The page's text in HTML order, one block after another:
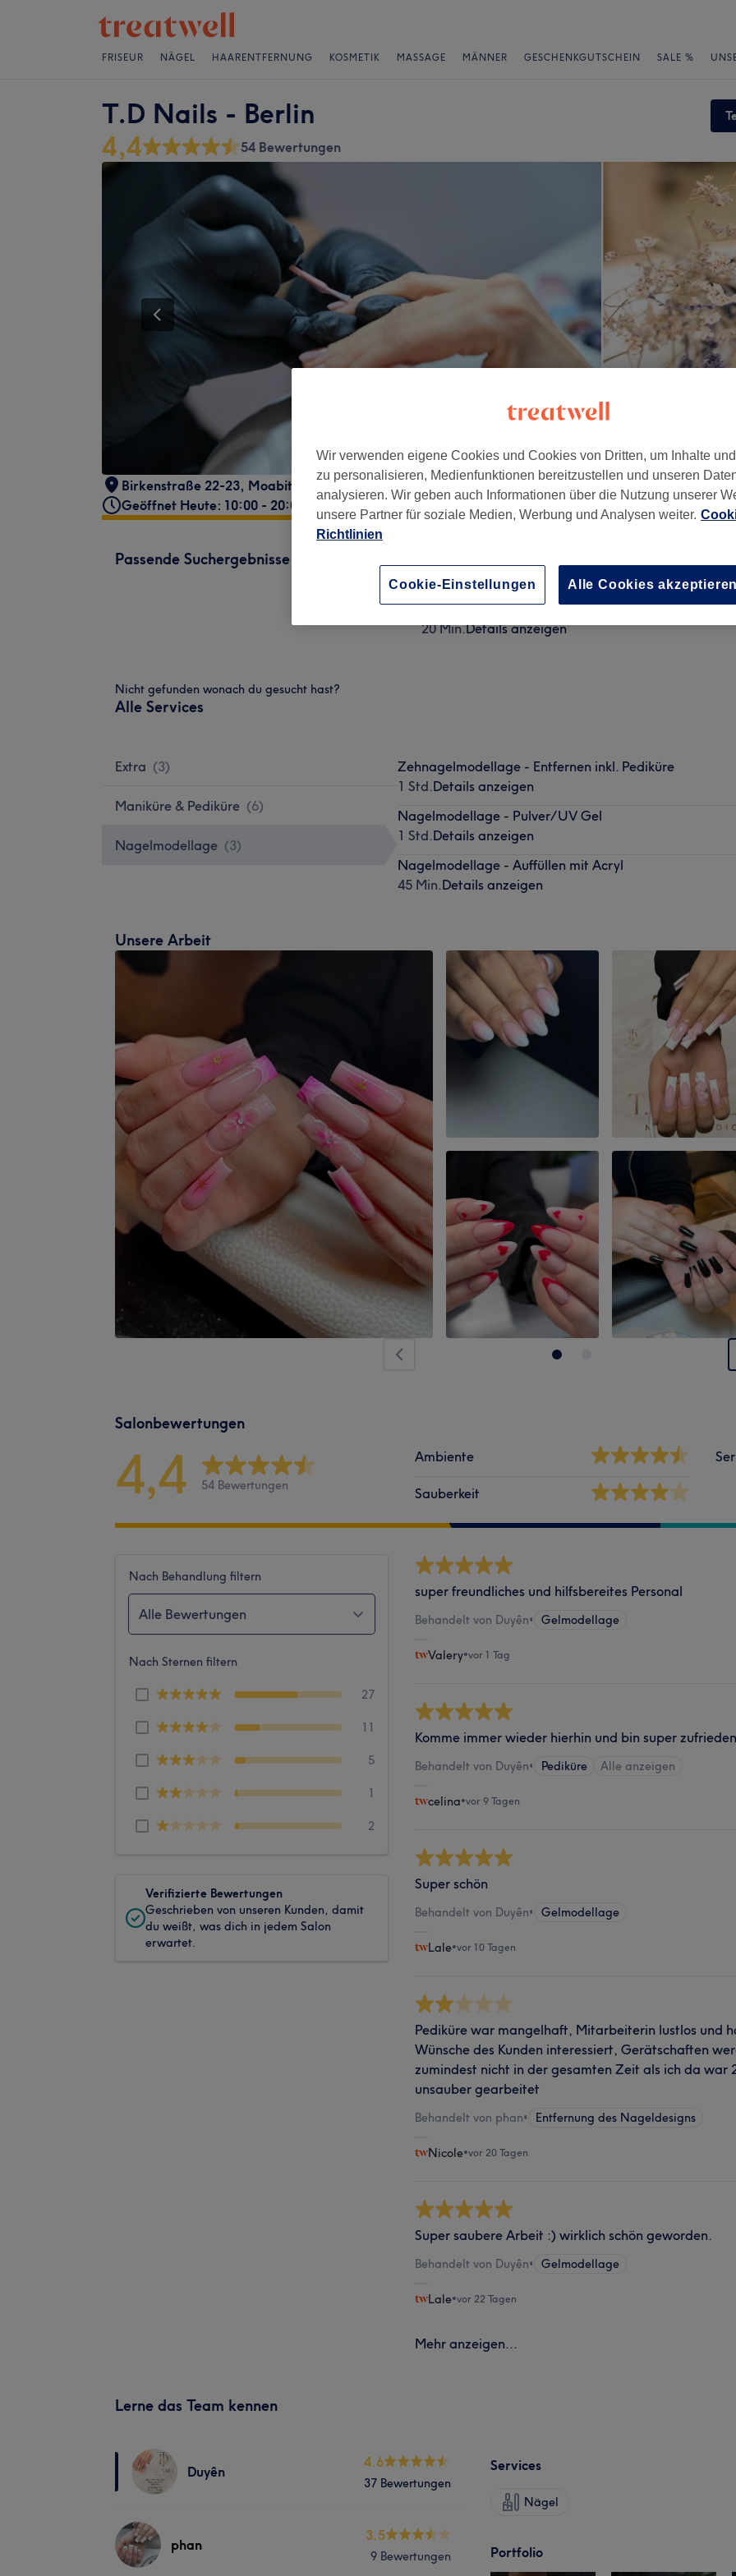
FRISEUR NÄGEL HAARENTFERNUNG KOSMETIK MASSAGE MÄNNER GESCHENKGUTSCHEIN SALE %
T.D Nails - Berlin
4,4 54 Bewertungen
Birkenstraße 22-23, Moabit Berlin, 10559
Geöffnet Heute: 10:00 - 20:00
Passende Suchergebnisse
1 Std.Details anzeigen
ablösen
20 Min.Details anzeigen
Nicht gefunden wonach du gesucht hast?
Alle Services
Extra (3)
Maniküre & Pediküre (6)
Nagelmodellage (3)
Zehnagelmodellage - Entfernen inkl. Pediküre
1 Std.Details anzeigen
Nagelmodellage - Pulver/UV Gel
1 Std.Details anzeigen
Nagelmodellage - Auffüllen mit Acryl
45 Min.Details anzeigen
Unsere Arbeit
Salonbewertungen
4,4 54 Bewertungen
Ambiente
Sauberkeit
Nach Behandlung filtern
Alle Bewertungen
Nach Sternen filtern
27
11
5
1
2
Verifizierte Bewertungen
Geschrieben von unseren Kunden, damit
du weißt, was dich in jedem Salon
erwartet.
super freundliches und hilfsbereites Personal
Behandelt von Duyên• Gelmodellage
Valery•vor 1 Tag
Komme immer wieder hierhin und bin super
Behandelt von Duyên• Pediküre Alle anzeigen
celina•vor 9 Tagen
Super schön
Behandelt von Duyên• Gelmodellage
Lale•vor 10 Tagen
Pediküre war mangelhaft, Mitarbeiterin lustlos und
Wünsche des Kunden interessiert, Gerätschaften
zumindest nicht in der gesamten Zeit als ich da war
unsauber gearbeitet
Behandelt von phan• Entfernung des Nageldesigns
Nicole•vor 20 Tagen
Super saubere Arbeit :) wirklich schön geworden.
Behandelt von Duyên• Gelmodellage
Lale•vor 22 Tagen
Mehr anzeigen...
Lerne das Team kennen
Duyên
4.6
37 Bewertungen
phan
3.5
9 Bewertungen
Services
Nägel
Portfolio
Wir verwenden eigene Cookies und Cookies von Dritten, um Inhalte
zu personalisieren, Medienfunktionen bereitzustellen und unseren
analysieren. Wir geben auch Informationen über die Nutzung unserer
unsere Partner für soziale Medien, Werbung und Analysen weiter.
Richtlinien
Cookie-Einstellungen Alle Cookies